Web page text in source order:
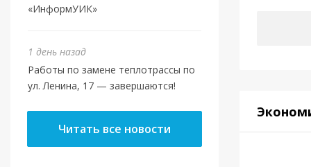
«ИнформУИК»
1 день назад
Работы по замене теплотрассы по
ул. Ленина, 17 — завершаются!
Читать все новости